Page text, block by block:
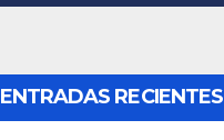
ENTRADAS RECIENTES